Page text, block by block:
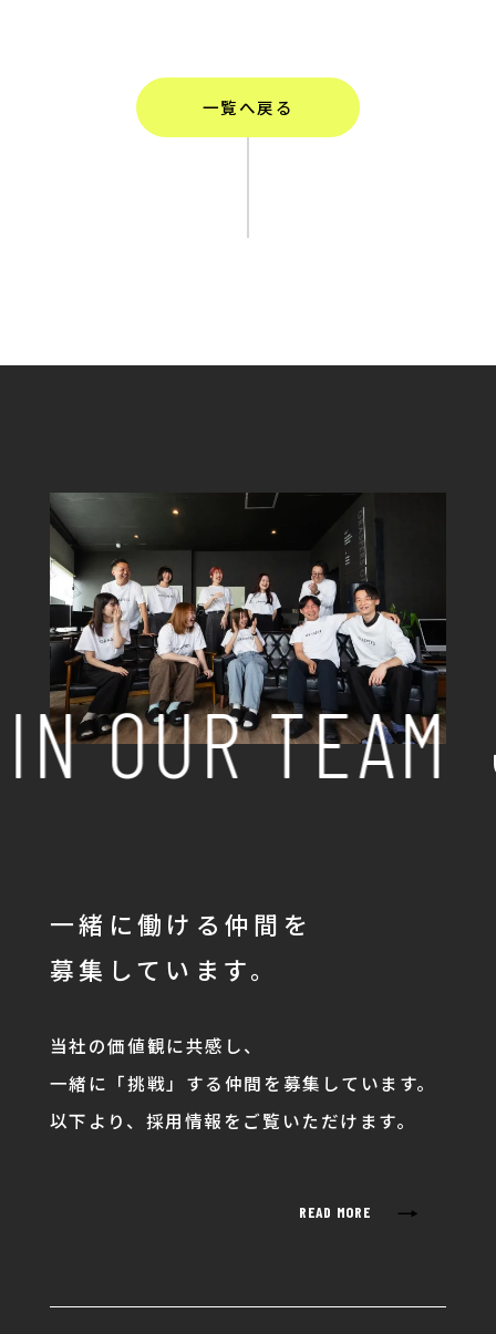
一覧へ戻る
OUR TEAM
一緒に働ける仲間を
募集しています。
当社の価値観に共感し、
一緒に「挑戦」する仲間を募集しています。
以下より、採用情報をご覧いただけます。
READ MORE →